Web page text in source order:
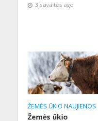
3 savaitės ago
ŽEMĖS ŪKIO NAUJIENOS
Žemės ūkio